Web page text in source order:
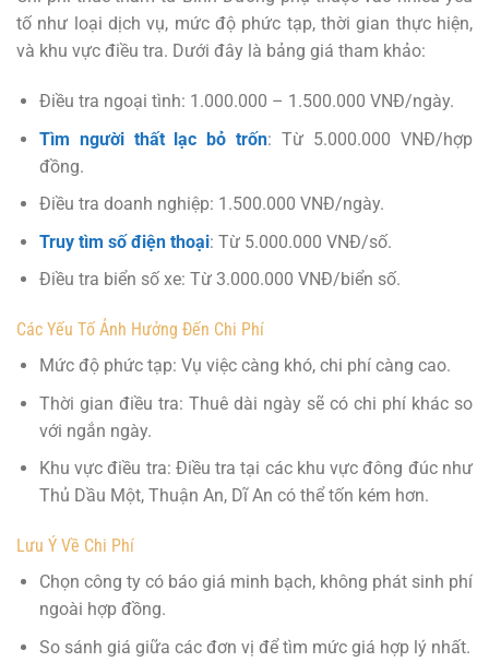
tố như loại dịch vụ, mức độ phức tạp, thời gian thực hiện,
và khu vực điều tra. Dưới đây là bảng giá tham khảo:
Điều tra ngoại tình: 1.000.000 – 1.500.000 VNĐ/ngày.
Tìm người thất lạc bỏ trốn: Từ 5.000.000 VNĐ/hợp
đồng.
Điều tra doanh nghiệp: 1.500.000 VNĐ/ngày.
Truy tìm số điện thoại: Từ 5.000.000 VNĐ/số.
Điều tra biển số xe: Từ 3.000.000 VNĐ/biển số.
Các Yếu Tố Ảnh Hưởng Đến Chi Phí
Mức độ phức tạp: Vụ việc càng khó, chi phí càng cao.
Thời gian điều tra: Thuê dài ngày sẽ có chi phí khác so
với ngắn ngày.
Khu vực điều tra: Điều tra tại các khu vực đông đúc như
Thủ Dầu Một, Thuận An, Dĩ An có thể tốn kém hơn.
Lưu Ý Về Chi Phí
Chọn công ty có báo giá minh bạch, không phát sinh phí
ngoài hợp đồng.
So sánh giá giữa các đơn vị để tìm mức giá hợp lý nhất.